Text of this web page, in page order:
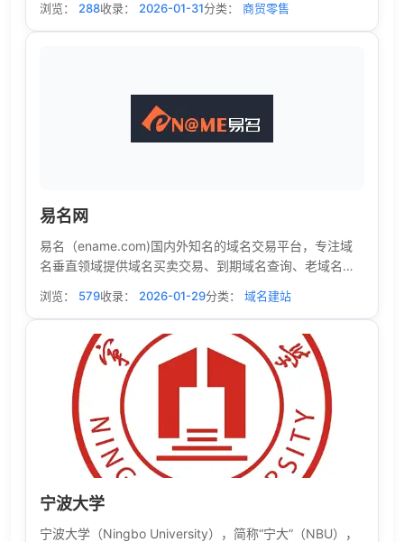
受开心和幸福的美好生活。
浏览： 288收录： 2026-01-31分类： 商贸零售
易名网
易名（ename.com)国内外知名的域名交易平台，专注域
名垂直领域提供域名买卖交易、到期域名查询、老域名购
务，一个域名成就一个梦想。
浏览： 579收录： 2026-01-29分类： 域名建站
宁波大学
宁波大学（Ningbo University），简称“宁大”（NBU），